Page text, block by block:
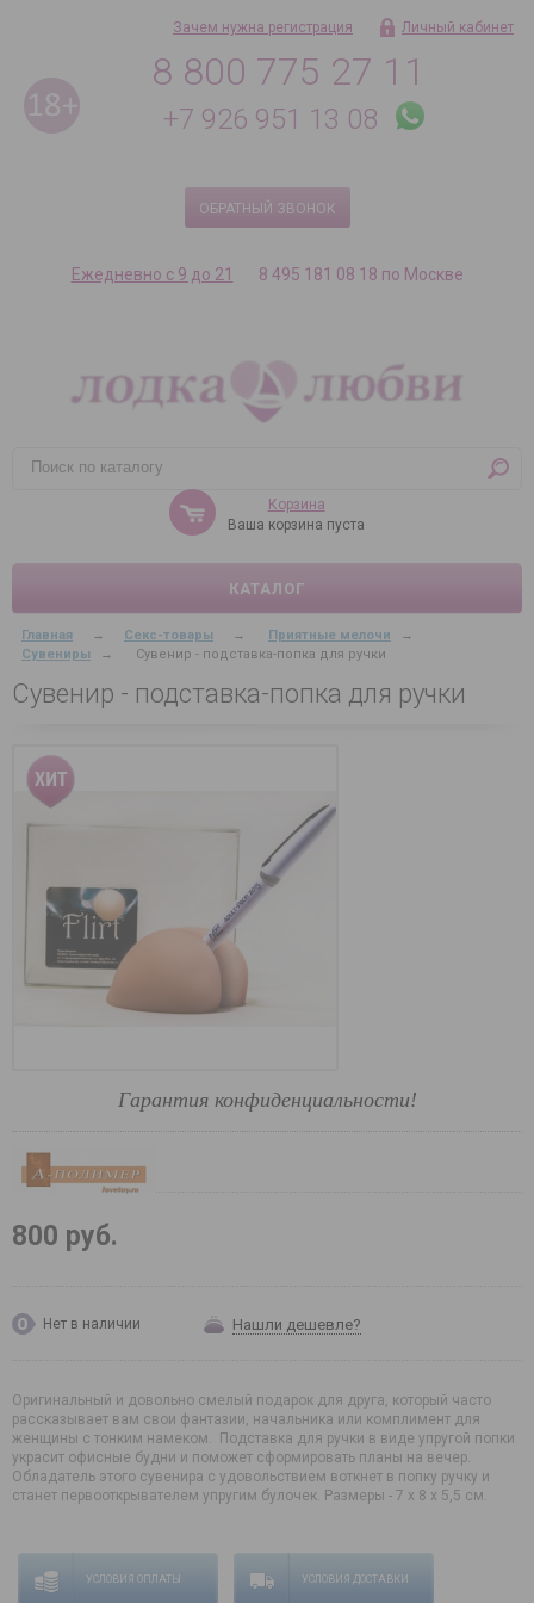
8 800 775 27 11
+7 926 951 13 08
ОБРАТНЫЙ ЗВОНОК
Зачем нужна регистрация Личный кабинет
Ежедневно с 9 до 21 8 495 181 08 18 по Москве
Корзина
Ваша корзина пуста
КАТАЛОГ
Главная → Секс-товары → Приятные мелочи
→
Сувениры
→ Сувенир - подставка-попка для ручки
Сувенир - подставка-попка для ручки
Гарантия конфиденциальности!
800 руб.
Нет в наличии Нашли дешевле?
Оригинальный и довольно смелый подарок для друга, который часто
рассказывает вам свои фантазии, начальника или комплимент для
женщины с тонким намеком. Подставка для ручки в виде упругой попки
украсит офисные будни и поможет сформировать планы на вечер.
Обладатель этого сувенира с удовольствием воткнет в попку ручку и
станет первооткрывателем упругим булочек. Размеры - 7 х 8 х 5,5 см.
УСЛОВИЯ ОПЛАТЫ УСЛОВИЯ ДОСТАВКИ